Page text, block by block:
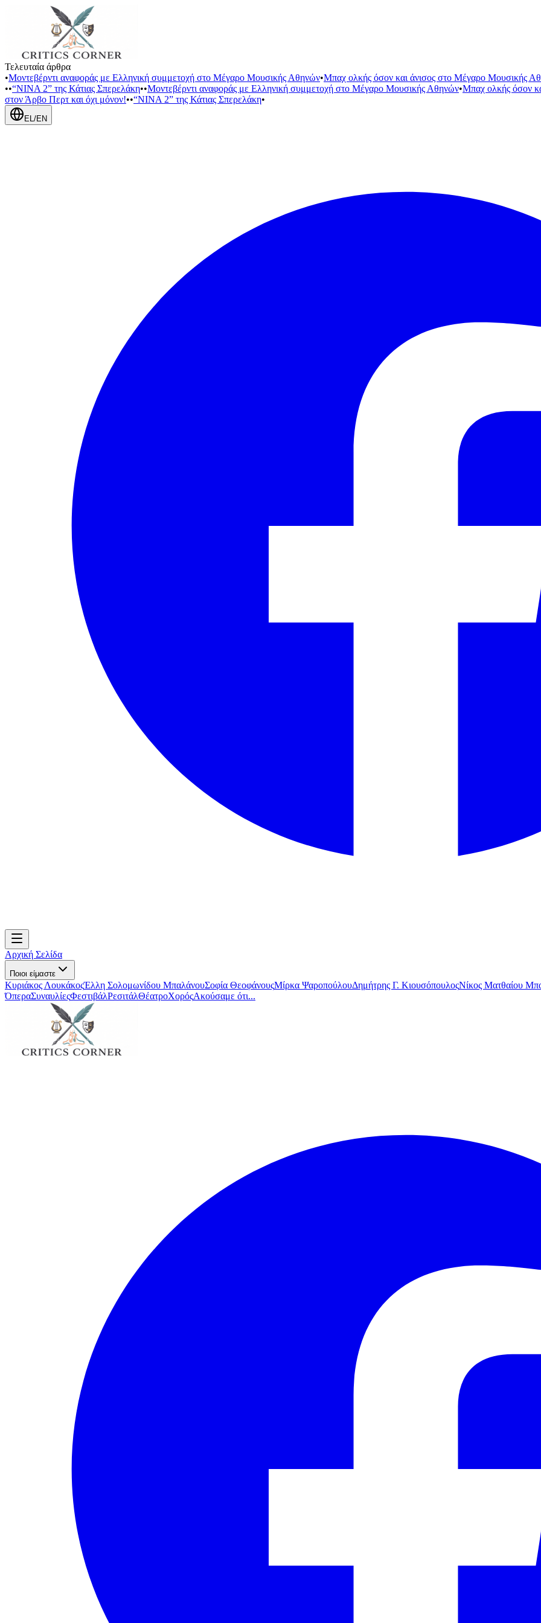
Τελευταία άρθρα
•Μοντεβέρντι αναφοράς με Ελληνική συμμετοχή στο Μέγαρο Μουσικής Αθηνών•Μπαχ ολκής όσον και άνισος στο Μέγαρο Μουσικής
••“NINA 2” της Κάτιας Σπερελάκη••Μοντεβέρντι αναφοράς με Ελληνική συμμετοχή στο Μέγαρο Μουσικής Αθηνών•Μπαχ ολκής όσον
στον Άρβο Περτ και όχι μόνον!••“NINA 2” της Κάτιας Σπερελάκη•
EL/EN
Αρχική Σελίδα
Ποιοι είμαστε
Κυριάκος ΛουκάκοςΈλλη Σολομωνίδου ΜπαλάνουΣοφία ΘεοφάνουςΜίρκα ΨαροπούλουΔημήτρης Γ. ΚιουσόπουλοςΝίκος Ματθαίου
ΌπεραΣυναυλίεςΦεστιβάλΡεσιτάλΘέατροΧορόςΑκούσαμε ότι...